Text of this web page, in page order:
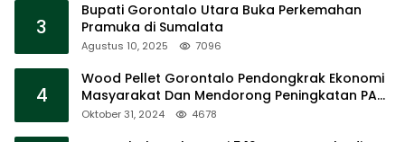
3
Bupati Gorontalo Utara Buka Perkemahan
Pramuka di Sumalata
Agustus 10, 2025 7096
4
Wood Pellet Gorontalo Pendongkrak Ekonomi
Masyarakat Dan Mendorong Peningkatan PAD
Gorontalo
Oktober 31, 2024 4678